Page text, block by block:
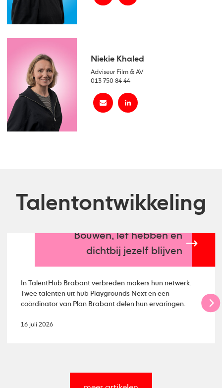
Niekie Khaled
Adviseur Film & AV
013 750 84 44
Talentontwikkeling
Bouwen, lef hebben en
dichtbij jezelf blijven
In TalentHub Brabant verbreden makers hun netwerk.
Twee talenten uit hub Playgrounds Next en een
coördinator van Plan Brabant delen hun ervaringen.
16 juli 2026